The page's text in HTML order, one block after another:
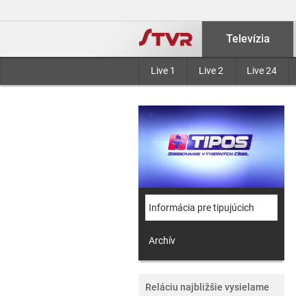
Televízia
Live 1 Live 2 Live 24
Informácia pre tipujúcich
Archív
Reláciu najbližšie vysielame